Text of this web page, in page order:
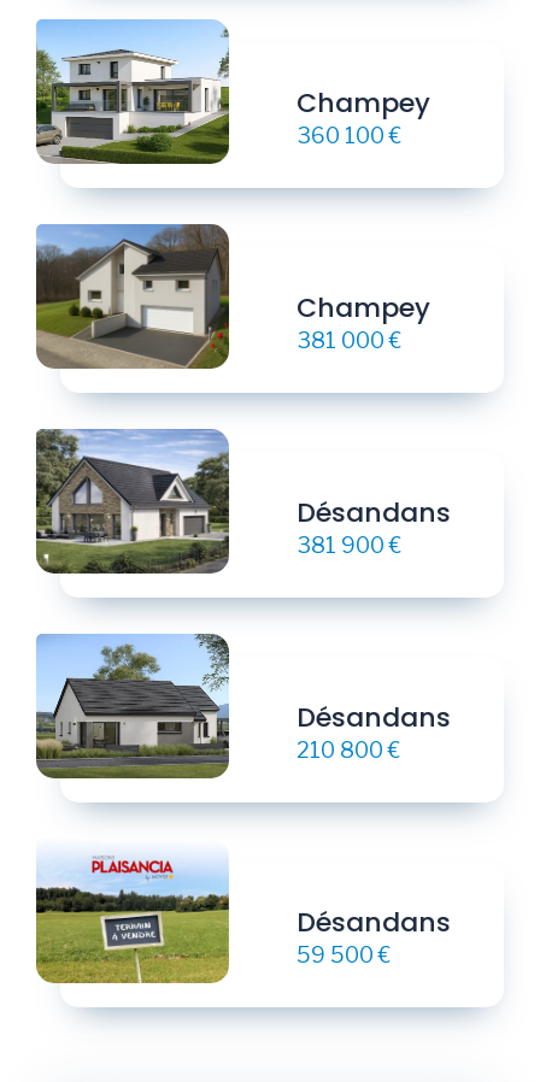
Champey
360 100 €
Champey
381 000 €
Désandans
381 900 €
Désandans
210 800 €
Désandans
59 500 €